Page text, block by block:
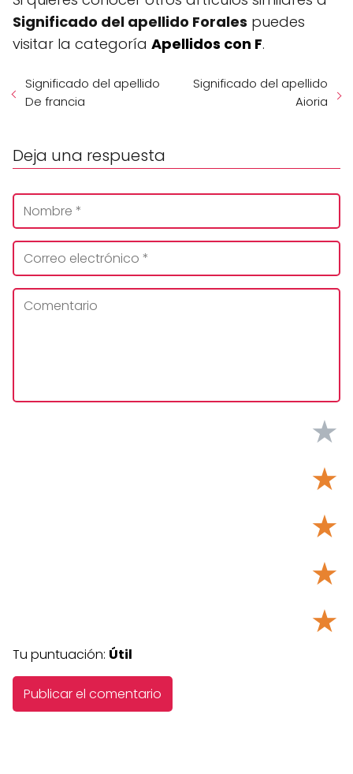
Significado del apellido Forales puedes
visitar la categoría Apellidos con F.
Significado del apellido
De francia
Significado del apellido
Aioria
Deja una respuesta
★
★
★
★
★
Tu puntuación: Útil